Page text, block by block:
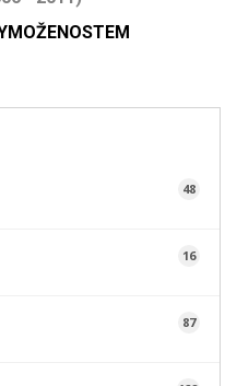
48
16
87